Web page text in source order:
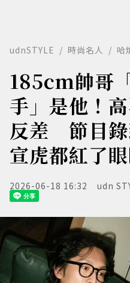
udnSTYLE 時尚名人 哈
185cm帥哥
手」是他！
反差 節目錄
宣虎都紅了
2026-06-18 16:32 udn